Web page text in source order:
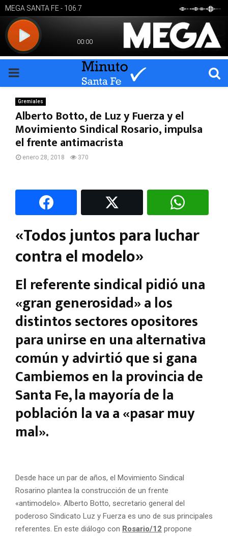
PRIMARY
MENU
Gremiales
Alberto Botto, de Luz y Fuerza y el
Movimiento Sindical Rosario, impulsa
el frente antimacrista
enero 28, 2018 370
«Todos juntos para luchar
contra el modelo»
El referente sindical pidió una
«gran generosidad» a los
distintos sectores opositores
para unirse en una alternativa
común y advirtió que si gana
Cambiemos en la provincia de
Santa Fe, la mayoría de la
población la va a «pasar muy
mal».
Desde hace un par de años, el Movimiento Sindical
Rosarino plantea la construcción de un frente
«antimodelo». Alberto Botto, secretario general del
poderoso Sindicato Luz y Fuerza es uno de sus principales
referentes. En este diálogo con Rosario/12 propone